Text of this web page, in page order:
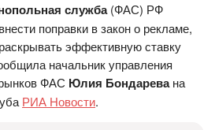
служба(ФАС) РФ
поправки в закон о рекламе,
эффективную ставку
начальник управления
ФАС Юлия Бондаревана
РИА Новости.